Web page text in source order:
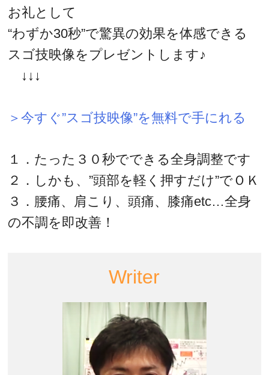
お礼として
“わずか30秒”で驚異の効果を体感できる
スゴ技映像をプレゼントします♪
↓↓↓
＞今すぐ”スゴ技映像”を無料で手にれる
１．たった３０秒でできる全身調整です
２．しかも、”頭部を軽く押すだけ”でＯＫ
３．腰痛、肩こり、頭痛、膝痛etc…全身
の不調を即改善！
Writer